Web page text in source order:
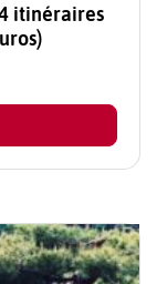
4 itinéraires